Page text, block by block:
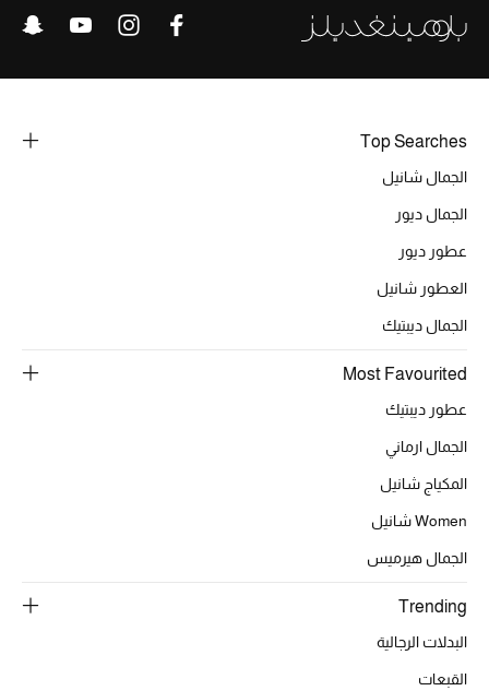
Top Searches
الجمال شانيل
الجمال ديور
عطور ديور
العطور شانيل
الجمال ديبتيك
Most Favourited
عطور ديبتيك
الجمال ارماني
المكياج شانيل
Women شانيل
الجمال هيرميس
Trending
البدلات الرجالية
القبعات